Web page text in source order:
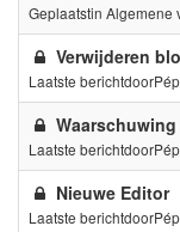
Geplaatstin Algemene
Verwijderen
Laatste berichtdoor
Laatste berichtdoor
Nieuwe Editor
Laatste berichtdoor